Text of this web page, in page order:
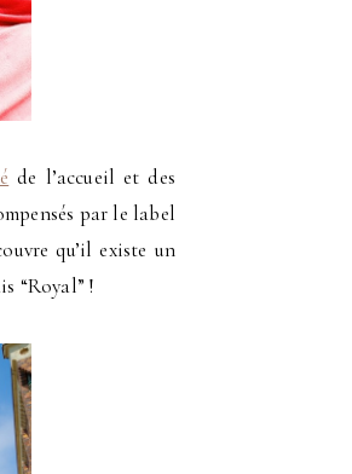
de l’accueil et des
par le label
qu’il existe un
“Royal” !